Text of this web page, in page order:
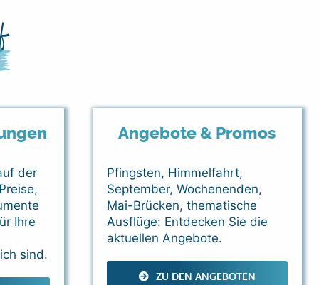
der
Ihre
sind.
Angebote & Promos
Pfingsten, Himmelfahrt,
September, Wochenenden,
Mai-Brücken, thematische
Ausflüge: Entdecken Sie die
aktuellen Angebote.
ZU DEN ANGEBOTEN